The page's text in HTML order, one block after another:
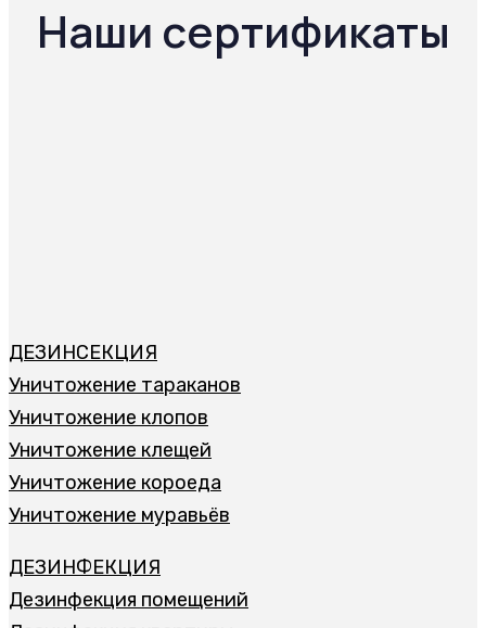
Наши сертификаты
ДЕЗИНСЕКЦИЯ
Уничтожение тараканов
Уничтожение клопов
Уничтожение клещей
Уничтожение короеда
Уничтожение муравьёв
ДЕЗИНФЕКЦИЯ
Дезинфекция помещений